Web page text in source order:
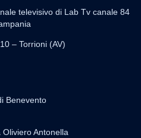
televisivo di Lab Tv canale 84
– Torrioni (AV)
Benevento
Antonella